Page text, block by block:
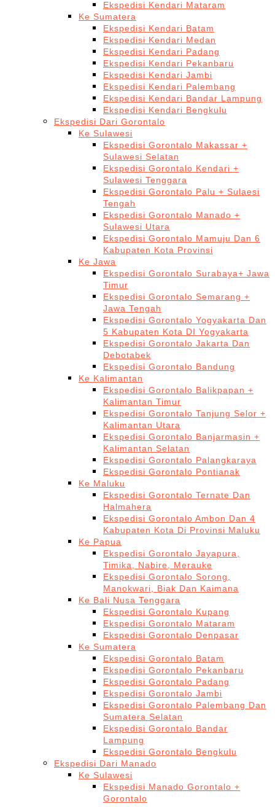
Ekspedisi Kendari Mataram
Ke Sumatera
Ekspedisi Kendari Batam
Ekspedisi Kendari Medan
Ekspedisi Kendari Padang
Ekspedisi Kendari Pekanbaru
Ekspedisi Kendari Jambi
Ekspedisi Kendari Palembang
Ekspedisi Kendari Bandar Lampung
Ekspedisi Kendari Bengkulu
Ekspedisi Dari Gorontalo
Ke Sulawesi
Ekspedisi Gorontalo Makassar +
Sulawesi Selatan
Ekspedisi Gorontalo Kendari +
Sulawesi Tenggara
Ekspedisi Gorontalo Palu + Sulaesi
Tengah
Ekspedisi Gorontalo Manado +
Sulawesi Utara
Ekspedisi Gorontalo Mamuju Dan 6
Kabupaten Kota Provinsi
Ke Jawa
Ekspedisi Gorontalo Surabaya+ Jawa
Timur
Ekspedisi Gorontalo Semarang +
Jawa Tengah
Ekspedisi Gorontalo Yogyakarta Dan
5 Kabupaten Kota DI Yogyakarta
Ekspedisi Gorontalo Jakarta Dan
Debotabek
Ekspedisi Gorontalo Bandung
Ke Kalimantan
Ekspedisi Gorontalo Balikpapan +
Kalimantan Timur
Ekspedisi Gorontalo Tanjung Selor +
Kalimantan Utara
Ekspedisi Gorontalo Banjarmasin +
Kalimantan Selatan
Ekspedisi Gorontalo Palangkaraya
Ekspedisi Gorontalo Pontianak
Ke Maluku
Ekspedisi Gorontalo Ternate Dan
Halmahera
Ekspedisi Gorontalo Ambon Dan 4
Kabupaten Kota Di Provinsi Maluku
Ke Papua
Ekspedisi Gorontalo Jayapura,
Timika, Nabire, Merauke
Ekspedisi Gorontalo Sorong,
Manokwari, Biak Dan Kaimana
Ke Bali Nusa Tenggara
Ekspedisi Gorontalo Kupang
Ekspedisi Gorontalo Mataram
Ekspedisi Gorontalo Denpasar
Ke Sumatera
Ekspedisi Gorontalo Batam
Ekspedisi Gorontalo Pekanbaru
Ekspedisi Gorontalo Padang
Ekspedisi Gorontalo Jambi
Ekspedisi Gorontalo Palembang Dan
Sumatera Selatan
Ekspedisi Gorontalo Bandar
Lampung
Ekspedisi Gorontalo Bengkulu
Ekspedisi Dari Manado
Ke Sulawesi
Ekspedisi Manado Gorontalo +
Gorontalo